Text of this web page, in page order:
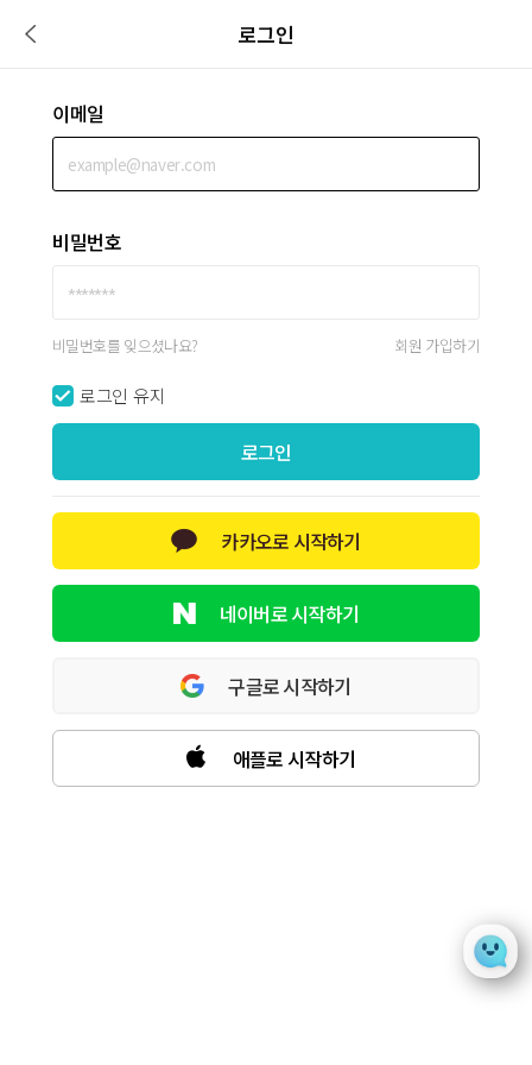
로그인
이메일
비밀번호
비밀번호를 잊으셨나요? 회원 가입하기
로그인 유지
로그인
카카오로 시작하기
네이버로 시작하기
구글로 시작하기
애플로 시작하기